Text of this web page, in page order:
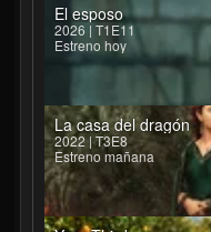
El esposo
2026 | T1E11
Estreno hoy
La casa del dragón
2022 | T3E8
Estreno mañana